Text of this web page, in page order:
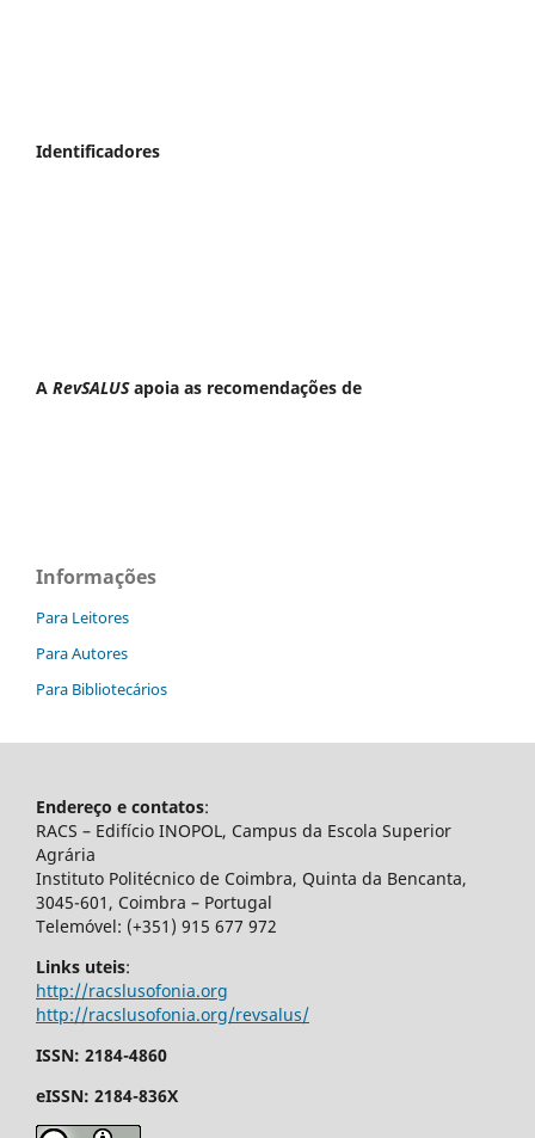
Identificadores
A RevSALUSapoia as recomendações de
Informações
Para Leitores
Para Autores
Para Bibliotecários
Endereço e contatos:
RACS – Edifício INOPOL, Campus da Escola Superior
Agrária
Instituto Politécnico de Coimbra, Quinta da Bencanta,
3045-601, Coimbra – Portugal
Telemóvel: (+351) 915 677 972
Links uteis:
http://racslusofonia.org
http://racslusofonia.org/revsalus/
ISSN: 2184-4860
eISSN: 2184-836X